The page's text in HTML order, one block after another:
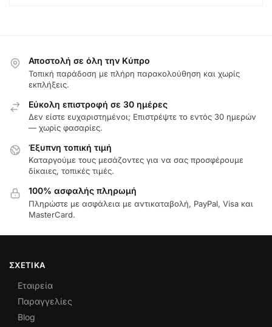
Αποστολή σε όλη την Κύπρο
Τοπική παράδοση με πλήρη παρακολούθηση και χωρίς
εκπλήξεις.
Εύκολη επιστροφή σε 30 ημέρες
Δεν είστε ευχαριστημένοι; Επιστρέψτε το εντός 30 ημερών
— χωρίς φασαρίες.
Έξυπνη τοπική τιμή
Καταργούμε τους μεσάζοντες για να σας προσφέρουμε
δίκαιες, τοπικές τιμές.
100% ασφαλής πληρωμή
Πληρώστε με ασφάλεια με αντικαταβολή, PayPal, Visa και
MasterCard.
ΣΧΕΤΙΚΆ
Εταιρεία
Παραγγελίες
Blog